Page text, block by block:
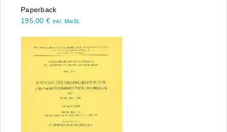
Paperback
195,00 € inkl. MwSt.